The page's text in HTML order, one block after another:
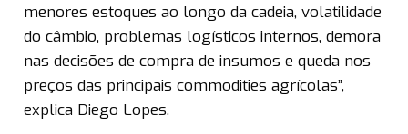
menores estoques ao longo da cadeia, volatilidade
do câmbio, problemas logísticos internos, demora
nas decisões de compra de insumos e queda nos
preços das principais commodities agrícolas”,
explica Diego Lopes.